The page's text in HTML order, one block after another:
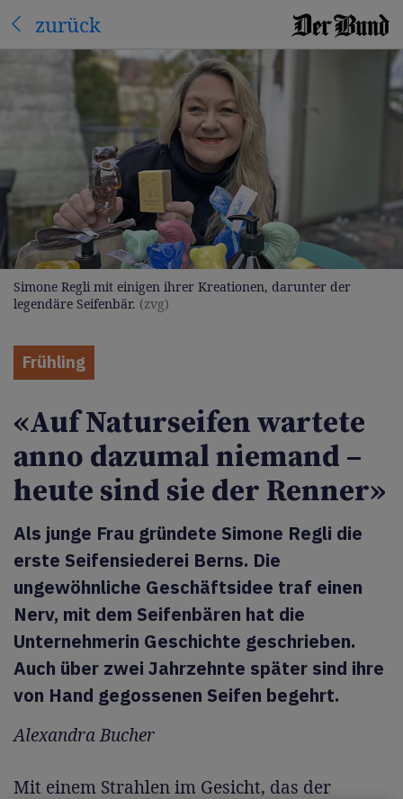
zurück
Simone Regli mit einigen ihrer Kreationen, darunter der
legendäre Seifenbär. (zvg)
Frühling
«Auf Naturseifen wartete
anno dazumal niemand –
heute sind sie der Renner»
Als junge Frau gründete Simone Regli die
erste Seifensiederei Berns. Die
ungewöhnliche Geschäftsidee traf einen
Nerv, mit dem Seifenbären hat die
Unternehmerin Geschichte geschrieben.
Auch über zwei Jahrzehnte später sind ihre
von Hand gegossenen Seifen begehrt.
Alexandra Bucher
Mit einem Strahlen im Gesicht, das der